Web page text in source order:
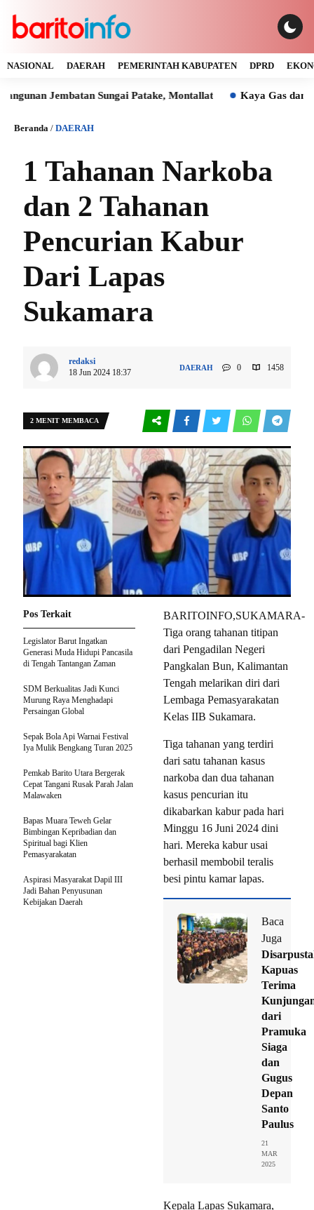
NASIONAL DAERAH PEMERINTAH KABUPATEN DPRD
Sungai Patake, Montallat Kaya Gas dan Batu
Beranda / DAERAH
1 Tahanan Narkoba
dan 2 Tahanan
Pencurian Kabur
Dari Lapas
Sukamara
redaksi
18 Jun 2024 18:37
DAERAH 0 1458
2 MENIT MEMBACA
BARITOINFO,SUKAMARA-
Tiga orang tahanan titipan
dari Pengadilan Negeri
Pangkalan Bun, Kalimantan
Tengah melarikan diri dari
Lembaga Pemasyarakatan
Kelas IIB Sukamara.
Tiga tahanan yang terdiri
dari satu tahanan kasus
narkoba dan dua tahanan
kasus pencurian itu
dikabarkan kabur pada hari
Minggu 16 Juni 2024 dini
hari. Mereka kabur usai
berhasil membobil teralis
besi pintu kamar lapas.
Baca
Juga
Kapuas
Terima
dari
Pramuka
Siaga
dan
Gugus
Depan
Santo
Paulus
21
MAR
2025
Kepala Lapas Sukamara,
Pos Terkait
Legislator Barut Ingatkan
Generasi Muda Hidupi Pancasila
di Tengah Tantangan Zaman
SDM Berkualitas Jadi Kunci
Murung Raya Menghadapi
Persaingan Global
Sepak Bola Api Warnai Festival
Iya Mulik Bengkang Turan 2025
Pemkab Barito Utara Bergerak
Cepat Tangani Rusak Parah Jalan
Malawaken
Bapas Muara Teweh Gelar
Bimbingan Kepribadian dan
Spiritual bagi Klien
Pemasyarakatan
Aspirasi Masyarakat Dapil III
Jadi Bahan Penyusunan
Kebijakan Daerah